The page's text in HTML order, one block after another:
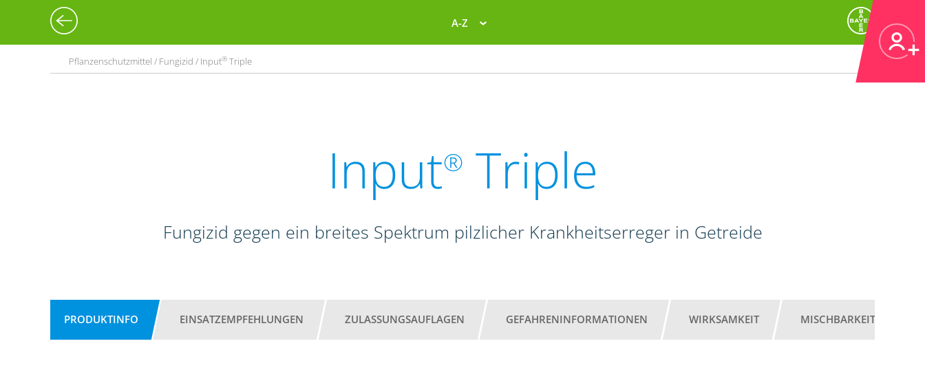
A-Z
Pflanzenschutzmittel / Fungizid / Input® Triple
Input® Triple
Fungizid gegen ein breites Spektrum pilzlicher Krankheitserreger in Getreide
PRODUKTINFO EINSATZEMPFEHLUNGEN ZULASSUNGSAUFLAGEN GEFAHRENINFORMATIONEN WIRKSAMKEIT MISCHBARKEIT